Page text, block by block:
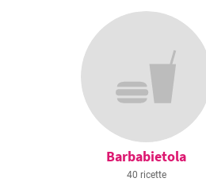
Barbabietola
40 ricette